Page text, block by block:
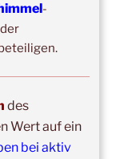
-
des
Wert auf ein
bei aktiv